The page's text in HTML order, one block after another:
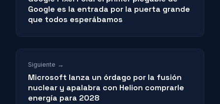
Google es la entrada por la puerta grande
que todos esperábamos
Siguiente →
Microsoft lanza un órdago por la fusión
nuclear y apalabra con Helion comprarle
energía para 2028